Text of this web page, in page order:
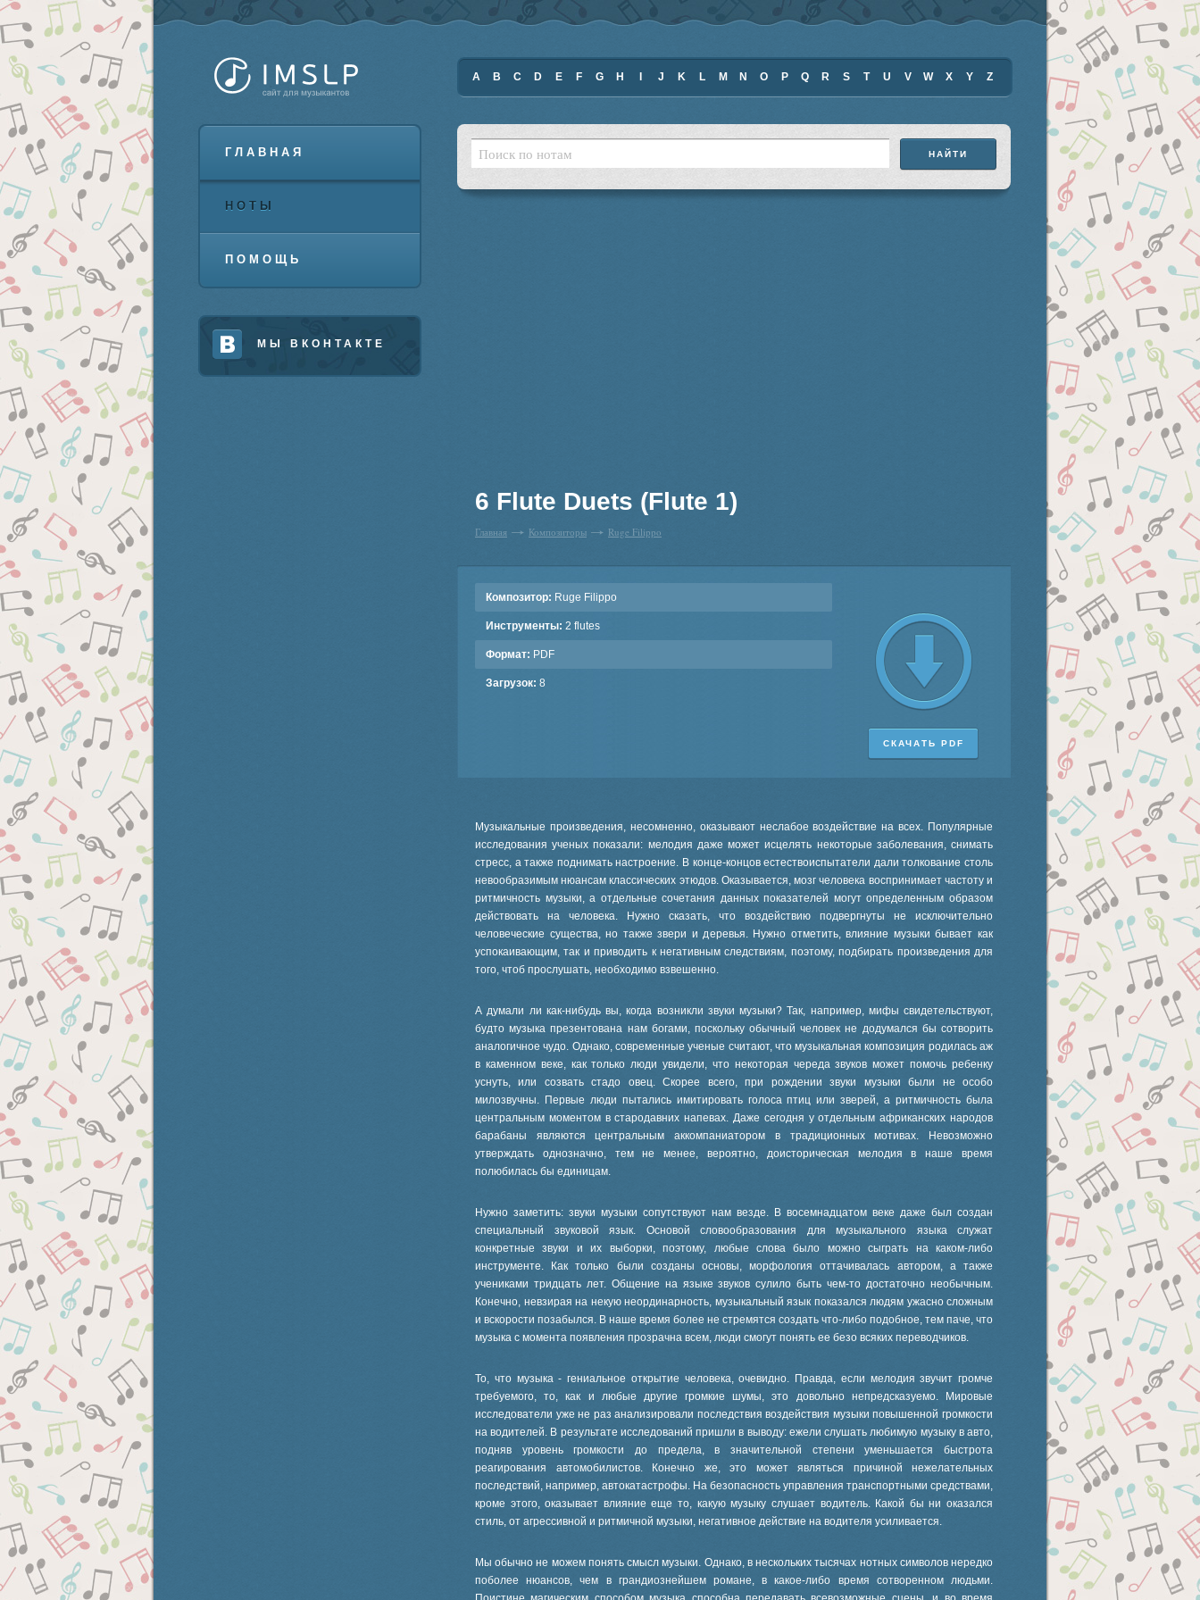
ГЛАВНАЯ
НОТЫ
ПОМОЩЬ
МЫ ВКОНТАКТЕ
A B C D E F G H J K L M N O P Q R S T U V W X Y Z
6 Flute Duets (Flute 1)
Главная Композиторы Ruge Filippo
Композитор: Ruge Filippo
Инструменты: 2 flutes
Формат: PDF
Загрузок: 8
СКАЧАТЬ PDF
Музыкальные произведения, несомненно, оказывают неслабое воздействие на всех. Популярные
исследования ученых показали: мелодия даже может исцелять некоторые заболевания, снимать
стресс, а также поднимать настроение. В конце-концов естествоиспытатели дали толкование столь
невообразимым нюансам классических этюдов. Оказывается, мозг человека воспринимает частоту и
ритмичность музыки, а отдельные сочетания данных показателей могут определенным образом
действовать на человека. Нужно сказать, что воздействию подвергнуты не исключительно
человеческие существа, но также звери и деревья. Нужно отметить, влияние музыки бывает как
успокаивающим, так и приводить к негативным следствиям, поэтому, подбирать произведения для
того, чтоб прослушать, необходимо взвешенно.
А думали ли как-нибудь вы, когда возникли звуки музыки? Так, например, мифы свидетельствуют,
будто музыка презентована нам богами, поскольку обычный человек не додумался бы сотворить
аналогичное чудо. Однако, современные ученые считают, что музыкальная композиция родилась аж
в каменном веке, как только люди увидели, что некоторая череда звуков может помочь ребенку
уснуть, или созвать стадо овец. Скорее всего, при рождении звуки музыки были не особо
милозвучны. Первые люди пытались имитировать голоса птиц или зверей, а ритмичность была
центральным моментом в стародавних напевах. Даже сегодня у отдельным африканских народов
барабаны являются центральным аккомпаниатором в традиционных мотивах. Невозможно
утверждать однозначно, тем не менее, вероятно, доисторическая мелодия в наше время
полюбилась бы единицам.
Нужно заметить: звуки музыки сопутствуют нам везде. В восемнадцатом веке даже был создан
специальный звуковой язык. Основой словообразования для музыкального языка служат
конкретные звуки и их выборки, поэтому, любые слова было можно сыграть на каком-либо
инструменте. Как только были созданы основы, морфология оттачивалась автором, а также
учениками тридцать лет. Общение на языке звуков сулило быть чем-то достаточно необычным.
Конечно, невзирая на некую неординарность, музыкальный язык показался людям ужасно сложным
и вскорости позабылся. В наше время более не стремятся создать что-либо подобное, тем паче, что
музыка с момента появления прозрачна всем, люди смогут понять ее безо всяких переводчиков.
То, что музыка - гениальное открытие человека, очевидно. Правда, если мелодия звучит громче
требуемого, то, как и любые другие громкие шумы, это довольно непредсказуемо. Мировые
исследователи уже не раз анализировали последствия воздействия музыки повышенной громкости
на водителей. В результате исследований пришли в выводу: ежели слушать любимую музыку в авто,
подняв уровень громкости до предела, в значительной степени уменьшается быстрота
реагирования автомобилистов. Конечно же, это может являться причиной нежелательных
последствий, например, автокатастрофы. На безопасность управления транспортными средствами,
кроме этого, оказывает влияние еще то, какую музыку слушает водитель. Какой бы ни оказался
стиль, от агрессивной и ритмичной музыки, негативное действие на водителя усиливается.
Мы обычно не можем понять смысл музыки. Однако, в нескольких тысячах нотных символов нередко
поболее нюансов, чем в грандиознейшем романе, в какое-либо время сотворенном людьми.